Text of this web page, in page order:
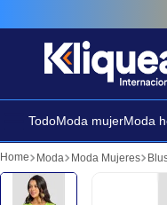
TodoModa mujerModa
Moda Moda Mujeres
2
3